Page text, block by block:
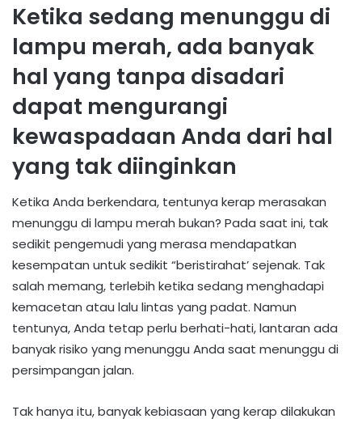
Ketika sedang menunggu di
lampu merah, ada banyak
hal yang tanpa disadari
dapat mengurangi
kewaspadaan Anda dari hal
yang tak diinginkan
Ketika Anda berkendara, tentunya kerap merasakan
menunggu di lampu merah bukan? Pada saat ini, tak
sedikit pengemudi yang merasa mendapatkan
kesempatan untuk sedikit “beristirahat’ sejenak. Tak
salah memang, terlebih ketika sedang menghadapi
kemacetan atau lalu lintas yang padat. Namun
tentunya, Anda tetap perlu berhati-hati, lantaran ada
banyak risiko yang menunggu Anda saat menunggu di
persimpangan jalan.
Tak hanya itu, banyak kebiasaan yang kerap dilakukan